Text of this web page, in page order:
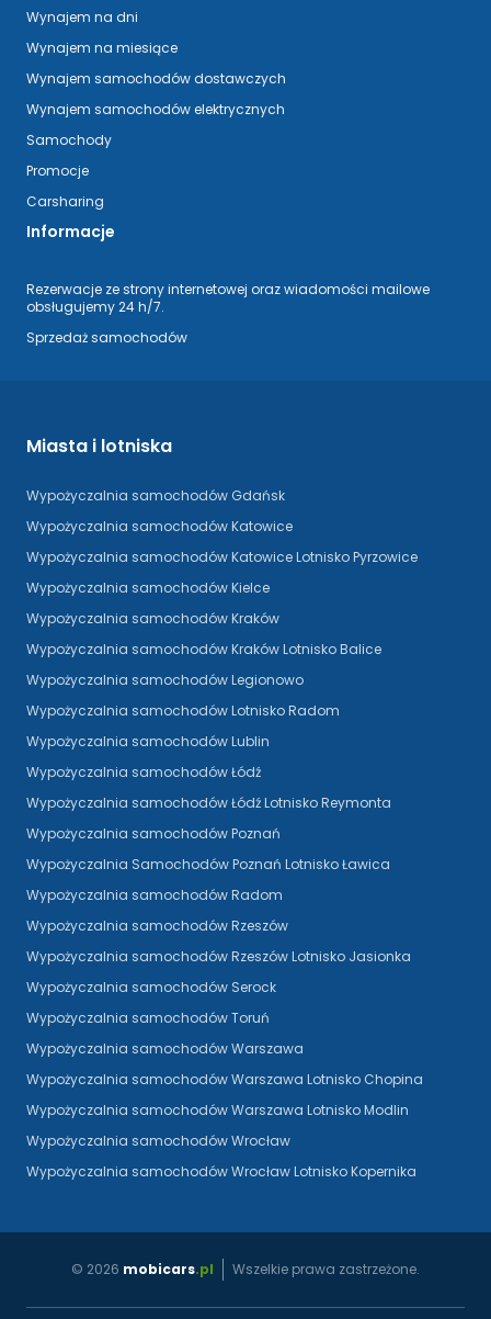
Wynajem na dni
Wynajem na miesiące
Wynajem samochodów dostawczych
Wynajem samochodów elektrycznych
Samochody
Promocje
Carsharing
Informacje
Rezerwacje ze strony internetowej oraz wiadomości mailowe
obsługujemy 24 h/7.
Sprzedaż samochodów
Miasta i lotniska
Wypożyczalnia samochodów Gdańsk
Wypożyczalnia samochodów Katowice
Wypożyczalnia samochodów Katowice Lotnisko Pyrzowice
Wypożyczalnia samochodów Kielce
Wypożyczalnia samochodów Kraków
Wypożyczalnia samochodów Kraków Lotnisko Balice
Wypożyczalnia samochodów Legionowo
Wypożyczalnia samochodów Lotnisko Radom
Wypożyczalnia samochodów Lublin
Wypożyczalnia samochodów Łódź
Wypożyczalnia samochodów Łódź Lotnisko Reymonta
Wypożyczalnia samochodów Poznań
Wypożyczalnia Samochodów Poznań Lotnisko Ławica
Wypożyczalnia samochodów Radom
Wypożyczalnia samochodów Rzeszów
Wypożyczalnia samochodów Rzeszów Lotnisko Jasionka
Wypożyczalnia samochodów Serock
Wypożyczalnia samochodów Toruń
Wypożyczalnia samochodów Warszawa
Wypożyczalnia samochodów Warszawa Lotnisko Chopina
Wypożyczalnia samochodów Warszawa Lotnisko Modlin
Wypożyczalnia samochodów Wrocław
Wypożyczalnia samochodów Wrocław Lotnisko Kopernika
© 2026 mobicars.pl Wszelkie prawa zastrzeżone.